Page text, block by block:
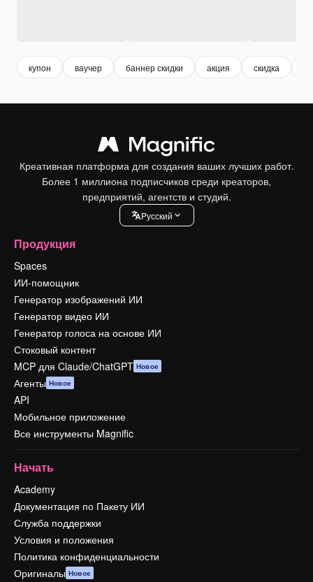
купон ваучер баннер скидки акция скидка
Креативная платформа для создания ваших лучших работ.
Более 1 миллиона подписчиков среди креаторов,
предприятий, агентств и студий.
Pусский
Продукция
Spaces
ИИ-помощник
Генератор изображений ИИ
Генератор видео ИИ
Генератор голоса на основе ИИ
Стоковый контент
MCP для Claude/ChatGPT Новое
Агенты Новое
API
Мобильное приложение
Все инструменты Magnific
Начать
Academy
Документация по Пакету ИИ
Служба поддержки
Условия и положения
Политика конфиденциальности
Оригиналы Новое